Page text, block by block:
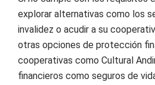
explorar alternativas como los
invalidez o acudir a su
otras opciones de protección
cooperativas como Cultural
financieros como seguros de